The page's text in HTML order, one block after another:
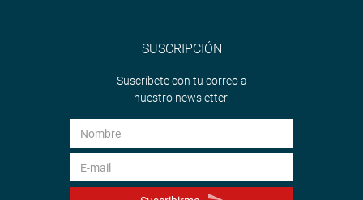
SUSCRIPCIÓN
Suscríbete con tu correo a
nuestro newsletter.